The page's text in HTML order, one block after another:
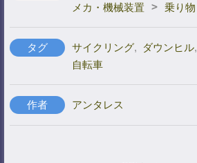
メカ・機械装置
> 乗り物
タグ サイクリング, ダウンヒル,
自転車
作者 アンタレス